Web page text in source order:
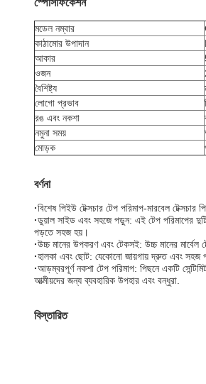
স্পেসিফিকেশন
মডেল নম্বার
কাঠামোর উপাদান
আকার
ওজন
বৈশিষ্ট্য
লোগো প্রভাব
রঙ এবং নকশা
নমুনা সময়
মোড়ক
বর্ণনা
·বিশেষ পিইউ টেক্সচার টেপ পরিমাপ-মারবেল
·ডুয়াল সাইড এবং সহজে পড়ুন: এই টেপ পরিমাপের দুটি
পড়তে সহজ হয়।
·উচ্চ মানের উপকরণ এবং টেকসই: উচ্চ মানের
·হালকা এবং ছোট: যেকোনো জায়গায় দ্রুত এবং সহজ
·আড়ম্বরপূর্ণ নকশা টেপ পরিমাপ: পিছনে একটি
আত্মীয়দের জন্য ব্যবহারিক উপহার এবং বন্ধুরা.
বিস্তারিত